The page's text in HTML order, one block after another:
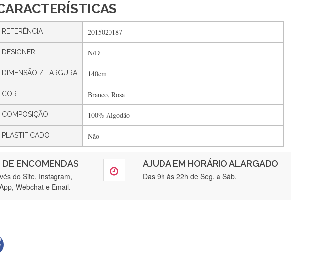
REFERÊNCIA 2015020187
DESIGNER N/D
DIMENSÃO / LARGURA 140cm
COR Branco, Rosa
COMPOSIÇÃO 100% Algodão
PLASTIFICADO Não
ENCOMENDAS
do Site, Instagram,
Webchat e Email.
AJUDA EM HORÁRIO ALARGADO
Das 9h às 22h de Seg. a Sáb.
Volto a encomendar.
rápido. recomendo
encomenda feita de muitas certamente❤️
para o transporte, muito obrigada , serviço 5 estrelas